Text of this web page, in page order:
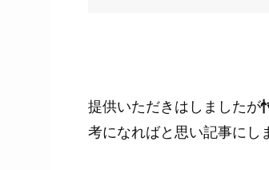
提供いただきはしましたが
考になればと思い記事にし